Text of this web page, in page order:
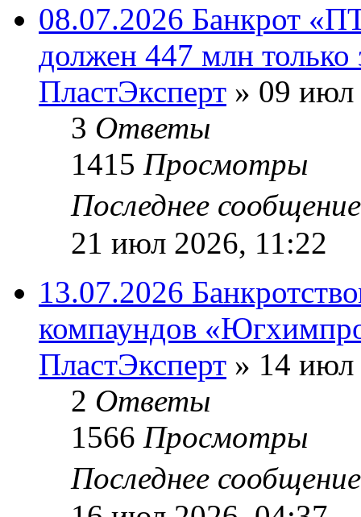
08.07.2026 Банкрот
должен 447 млн только
ПластЭксперт » 09 июл
3 Ответы
1415 Просмотры
Последнее
21 июл 2026, 11:22
13.07.2026
компаундов
ПластЭксперт » 14 июл
2 Ответы
1566 Просмотры
Последнее